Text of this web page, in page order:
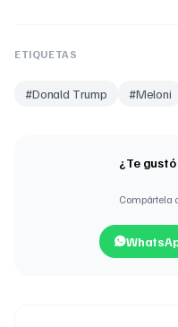
ETIQUETAS
#Donald Trump #Meloni
¿Te
Compártela